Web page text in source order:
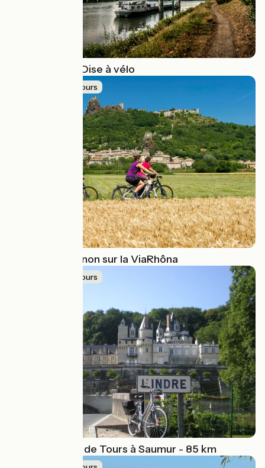
Les bords de l'Oise à vélo
Idée de parcours
De Lyon à Avignon sur la ViaRhôna
Idée de parcours
La Loire à Vélo de Tours à Saumur - 85 km